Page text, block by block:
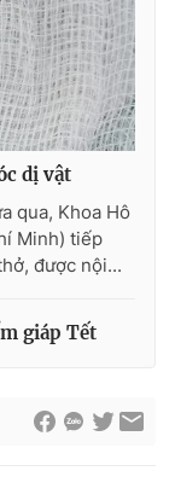
dị vật
qua, Khoa Hô
Minh) tiếp
được nội...
giáp Tết